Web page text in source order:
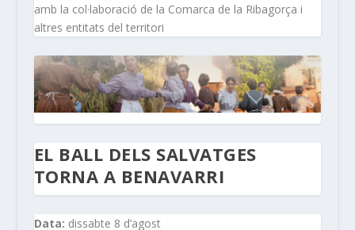
amb la col·laboració de la Comarca de la Ribagorça i
altres entitats del territori
EL BALL DELS SALVATGES
TORNA A BENAVARRI
Data: dissabte 8 d’agost